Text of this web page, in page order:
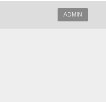
ADMIN